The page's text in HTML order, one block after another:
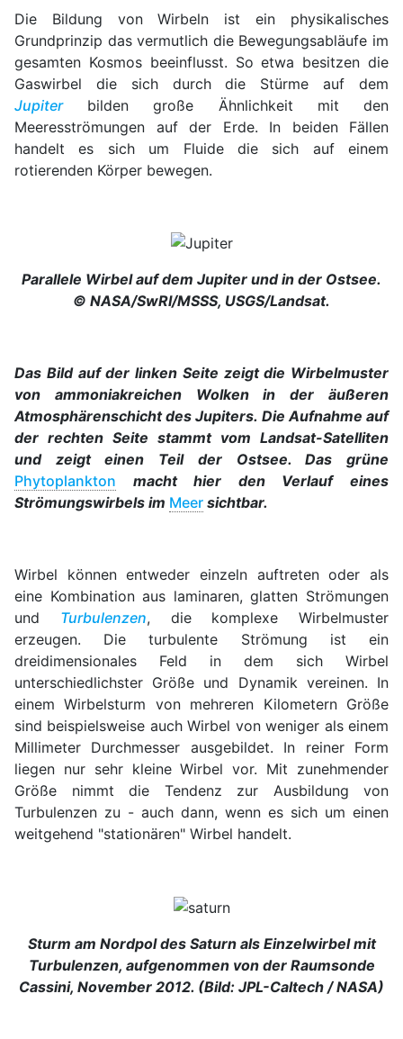
Die Bildung von Wirbeln ist ein physikalisches
Grundprinzip das vermutlich die Bewegungsabläufe im
gesamten Kosmos beeinflusst. So etwa besitzen die
Gaswirbel die sich durch die Stürme auf dem
Jupiterbilden große Ähnlichkeit mit den
Meeresströmungen auf der Erde. In beiden Fällen
handelt es sich um Fluide die sich auf einem
rotierenden Körper bewegen.
Parallele Wirbel auf dem Jupiter und in der Ostsee.
© NASA/SwRI/MSSS, USGS/Landsat.
Das Bild auf der linken Seite zeigt die Wirbelmuster
von ammoniakreichen Wolken in der äußeren
Atmosphärenschicht des Jupiters. Die Aufnahme auf
der rechten Seite stammt vom Landsat-Satelliten
und zeigt einen Teil der Ostsee. Das grüne
Phytoplankton macht hier den Verlauf eines
Strömungswirbels im Meer sichtbar.
Wirbel können entweder einzeln auftreten oder als
eine Kombination aus laminaren, glatten Strömungen
und Turbulenzen, die komplexe Wirbelmuster
erzeugen. Die turbulente Strömung ist ein
dreidimensionales Feld in dem sich Wirbel
unterschiedlichster Größe und Dynamik vereinen. In
einem Wirbelsturm von mehreren Kilometern Größe
sind beispielsweise auch Wirbel von weniger als einem
Millimeter Durchmesser ausgebildet. In reiner Form
liegen nur sehr kleine Wirbel vor. Mit zunehmender
Größe nimmt die Tendenz zur Ausbildung von
Turbulenzen zu - auch dann, wenn es sich um einen
weitgehend "stationären" Wirbel handelt.
Sturm am Nordpol des Saturn als Einzelwirbel mit
Turbulenzen, aufgenommen von der Raumsonde
Cassini, November 2012. (Bild: JPL-Caltech / NASA)